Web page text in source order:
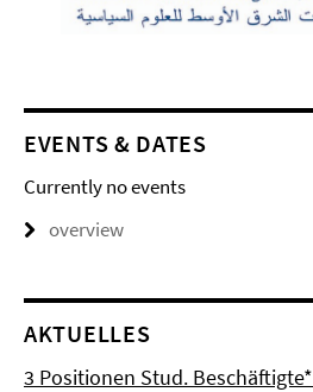
EVENTS & DATES
Currently no events
overview
AKTUELLES
3 Positionen Stud.